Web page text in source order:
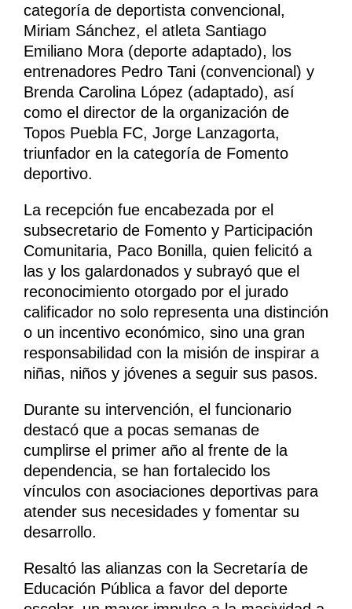
categoría de deportista convencional,
Miriam Sánchez, el atleta Santiago
Emiliano Mora (deporte adaptado), los
entrenadores Pedro Tani (convencional) y
Brenda Carolina López (adaptado), así
como el director de la organización de
Topos Puebla FC, Jorge Lanzagorta,
triunfador en la categoría de Fomento
deportivo.
La recepción fue encabezada por el
subsecretario de Fomento y Participación
Comunitaria, Paco Bonilla, quien felicitó a
las y los galardonados y subrayó que el
reconocimiento otorgado por el jurado
calificador no solo representa una distinción
o un incentivo económico, sino una gran
responsabilidad con la misión de inspirar a
niñas, niños y jóvenes a seguir sus pasos.
Durante su intervención, el funcionario
destacó que a pocas semanas de
cumplirse el primer año al frente de la
dependencia, se han fortalecido los
vínculos con asociaciones deportivas para
atender sus necesidades y fomentar su
desarrollo.
Resaltó las alianzas con la Secretaría de
Educación Pública a favor del deporte